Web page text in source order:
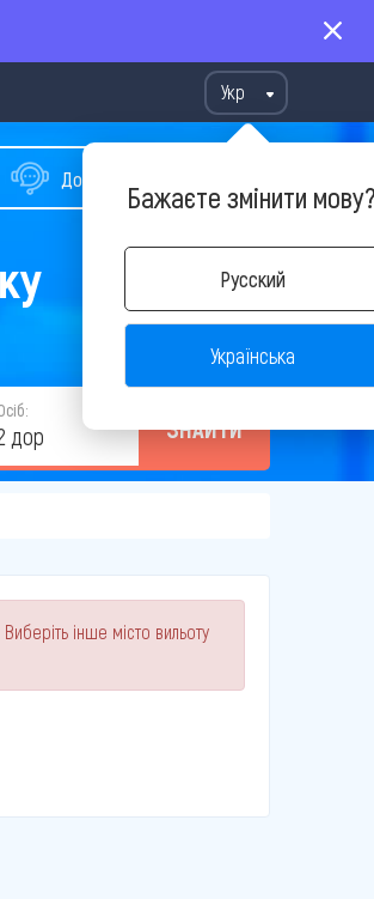
Укр
Бажаєте змінити
Русский
Українська
Допомога у виборі туру
дор ЗНАЙТИ
інше місто вильоту